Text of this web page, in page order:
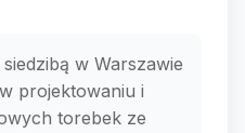
w Warszawie
projektowaniu i
torebek ze